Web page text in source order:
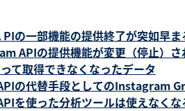
の一部機能の提供終了が突如早ま
APIの提供機能が変更（停止）さ
て取得できなくなったデータ
の代替手段としてのInstagram
を使った分析ツールは使えなくな